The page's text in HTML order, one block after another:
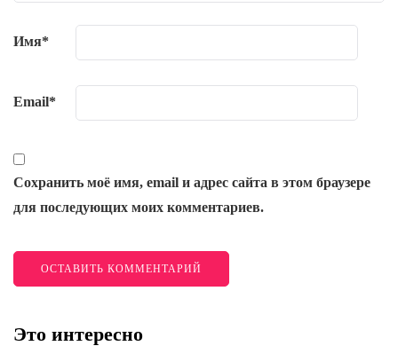
Имя*
Email*
Сохранить моё имя, email и адрес сайта в этом браузере
для последующих моих комментариев.
Это интересно